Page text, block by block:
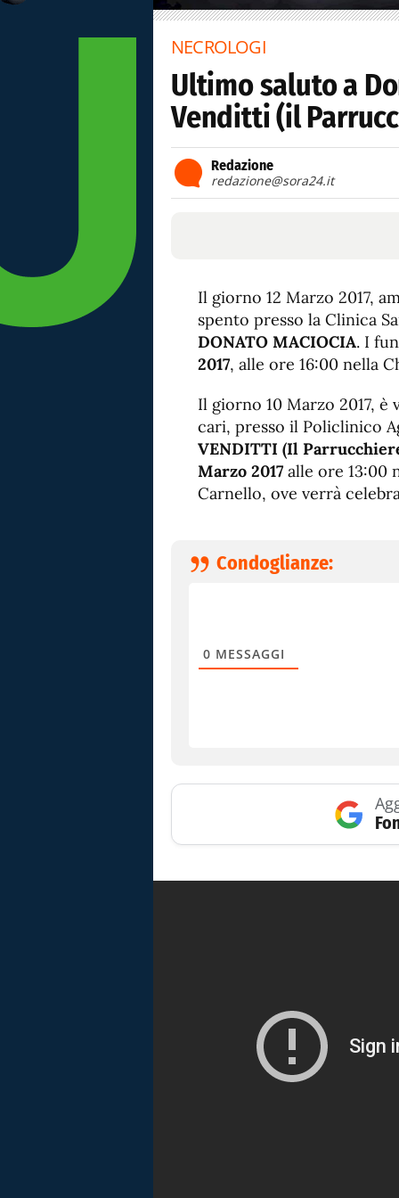
NECROLOGI
Ultimo saluto a
Venditti (il
Redazione
redazione@sora24.it
Il giorno 12 Marzo 2017,
spento presso la Clinica
DONATO MACIOCIA. I
2017, alle ore 16:00 nella
Il giorno 10 Marzo 2017, è
cari, presso il Policlinico
VENDITTI (Il
Marzo 2017 alle ore 13:00
Carnello, ove verrà
Condoglianze:
0 MESSAGGI